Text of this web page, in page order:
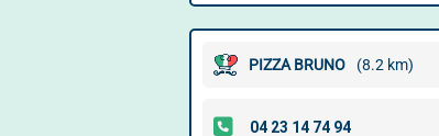
PIZZA BRUNO (8.2 km)